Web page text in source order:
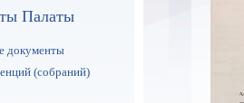
Палаты
документы
(собраний)